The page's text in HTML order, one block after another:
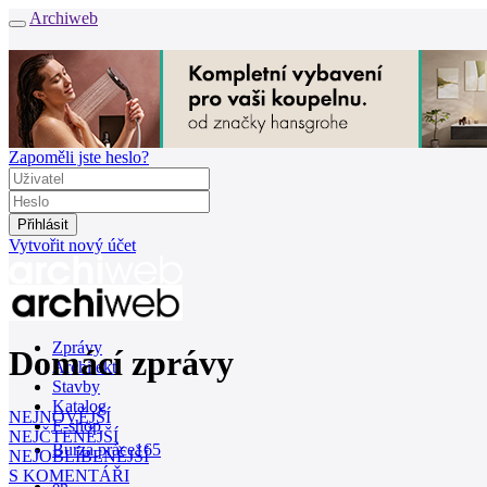
Archiweb
Zapoměli jste heslo?
Vytvořit nový účet
Zprávy
Architekti
Stavby
Katalog
E-shop
Burza práce165
Domácí zprávy
NEJNOVĚJŠÍ
NEJČTENĚJŠÍ
NEJOBLÍBENĚJŠÍ
S KOMENTÁŘI